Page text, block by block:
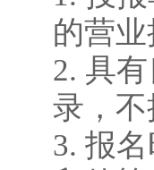
的营
2. 具
录，
3. 报